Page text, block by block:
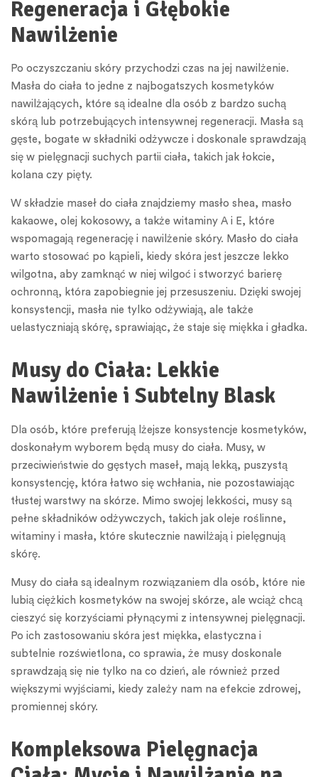
Regeneracja i Głębokie
Nawilżenie
Po oczyszczaniu skóry przychodzi czas na jej nawilżenie.
Masła do ciała to jedne z najbogatszych kosmetyków
nawilżających, które są idealne dla osób z bardzo suchą
skórą lub potrzebujących intensywnej regeneracji. Masła są
gęste, bogate w składniki odżywcze i doskonale sprawdzają
się w pielęgnacji suchych partii ciała, takich jak łokcie,
kolana czy pięty.
W składzie maseł do ciała znajdziemy masło shea, masło
kakaowe, olej kokosowy, a także witaminy A i E, które
wspomagają regenerację i nawilżenie skóry. Masło do ciała
warto stosować po kąpieli, kiedy skóra jest jeszcze lekko
wilgotna, aby zamknąć w niej wilgoć i stworzyć barierę
ochronną, która zapobiegnie jej przesuszeniu. Dzięki swojej
konsystencji, masła nie tylko odżywiają, ale także
uelastyczniają skórę, sprawiając, że staje się miękka i gładka.
Musy do Ciała: Lekkie
Nawilżenie i Subtelny Blask
Dla osób, które preferują lżejsze konsystencje kosmetyków,
doskonałym wyborem będą musy do ciała. Musy, w
przeciwieństwie do gęstych maseł, mają lekką, puszystą
konsystencję, która łatwo się wchłania, nie pozostawiając
tłustej warstwy na skórze. Mimo swojej lekkości, musy są
pełne składników odżywczych, takich jak oleje roślinne,
witaminy i masła, które skutecznie nawilżają i pielęgnują
skórę.
Musy do ciała są idealnym rozwiązaniem dla osób, które nie
lubią ciężkich kosmetyków na swojej skórze, ale wciąż chcą
cieszyć się korzyściami płynącymi z intensywnej pielęgnacji.
Po ich zastosowaniu skóra jest miękka, elastyczna i
subtelnie rozświetlona, co sprawia, że musy doskonale
sprawdzają się nie tylko na co dzień, ale również przed
większymi wyjściami, kiedy zależy nam na efekcie zdrowej,
promiennej skóry.
Kompleksowa Pielęgnacja